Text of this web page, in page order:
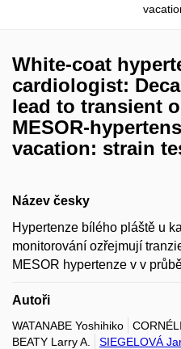
White-coat
cardiologist:
lead to transient
MESOR-
vacation: strain
Název česky
Hypertenze bílého pláště u
monitorování ozřejmují
MESOR hypertenze v v
Autoři
WATANABE Yoshihiko
BEATY Larry A.
SIEGELOVÁ